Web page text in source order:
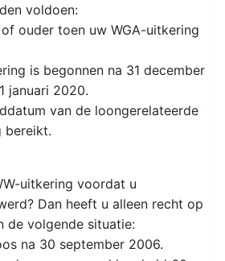
voldoen:
ouder toen uw WGA-uitkering
is begonnen na 31 december
januari 2020.
van de loongerelateerde
bereikt.
uitkering voordat u
Dan heeft u alleen recht op
de volgende situatie:
na 30 september 2006.